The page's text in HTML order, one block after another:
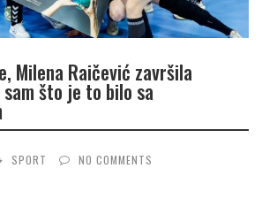
Milena Raičević završila
što je to bilo sa
SPORT NO COMMENTS